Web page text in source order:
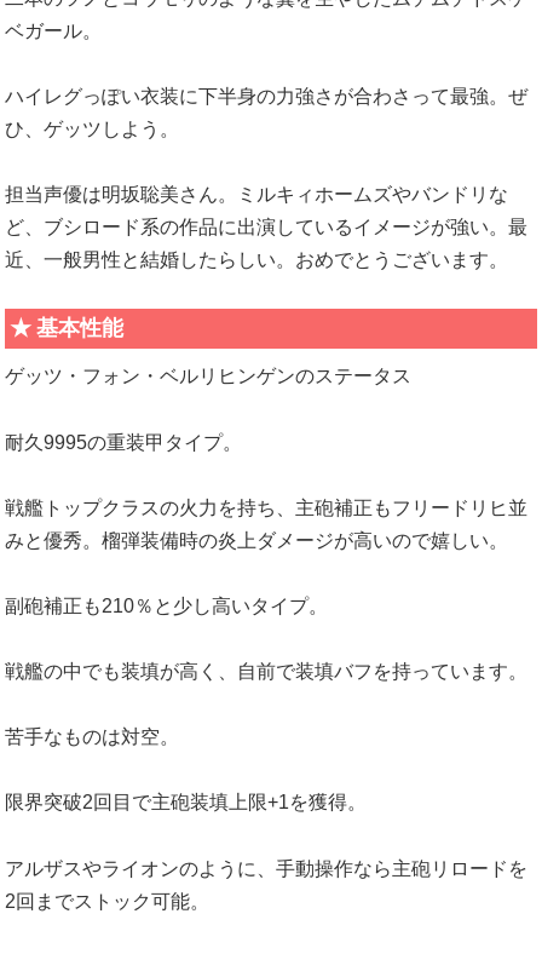
ベガール。
ハイレグっぽい衣装に下半身の力強さが合わさって最強。ぜ
ひ、ゲッツしよう。
担当声優は明坂聡美さん。ミルキィホームズやバンドリな
ど、ブシロード系の作品に出演しているイメージが強い。最
近、一般男性と結婚したらしい。おめでとうございます。
基本性能
ゲッツ・フォン・ベルリヒンゲンのステータス
耐久9995の重装甲タイプ。
戦艦トップクラスの火力を持ち、主砲補正もフリードリヒ並
みと優秀。榴弾装備時の炎上ダメージが高いので嬉しい。
副砲補正も210％と少し高いタイプ。
戦艦の中でも装填が高く、自前で装填バフを持っています。
苦手なものは対空。
限界突破2回目で主砲装填上限+1を獲得。
アルザスやライオンのように、手動操作なら主砲リロードを
2回までストック可能。